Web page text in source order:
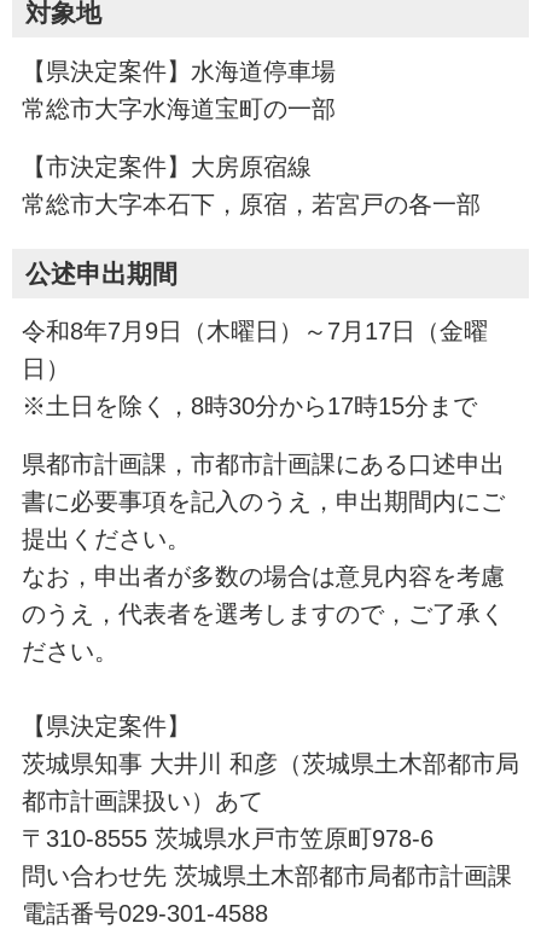
対象地
【県決定案件】水海道停車場
常総市大字水海道宝町の一部
【市決定案件】大房原宿線
常総市大字本石下，原宿，若宮戸の各一部
公述申出期間
令和8年7月9日（木曜日）～7月17日（金曜
日）
※土日を除く，8時30分から17時15分まで
県都市計画課，市都市計画課にある口述申出
書に必要事項を記入のうえ，申出期間内にご
提出ください。
なお，申出者が多数の場合は意見内容を考慮
のうえ，代表者を選考しますので，ご了承く
ださい。
【県決定案件】
茨城県知事 大井川 和彦（茨城県土木部都市局
都市計画課扱い）あて
〒310-8555 茨城県水戸市笠原町978-6
問い合わせ先 茨城県土木部都市局都市計画課
電話番号029-301-4588